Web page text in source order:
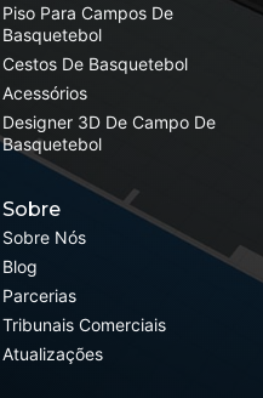
Piso Para Campos De
Basquetebol
Cestos De Basquetebol
Acessórios
Designer 3D De Campo De
Basquetebol
Sobre
Sobre Nós
Blog
Parcerias
Tribunais Comerciais
Atualizações